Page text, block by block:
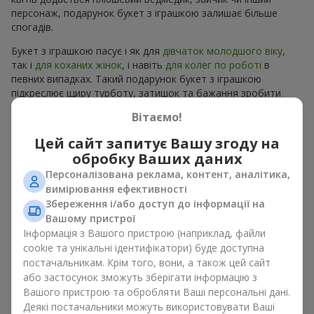
персонаж, подарунок букет з іграшкою залишає більше
спогадів.
Букет з іграшкою пасує і як для дівчаток молодшого віку,
так і для коханих жінок, і навіть для колег по роботі в
певних випадках. Такий подарунок букет з іграшкою
підкреслює щиру турботу, затишок та бажання зробити
людині приємно. На
пропозиції на будь-який смак та бюджет, щоб зробити
подарунок в м. Пуща-Водиця незабутнім.
Як м’яка іграшка підкреслює
емоції разом із квітами
Букет з іграшкою — універсальне і завжди влучне рішення.
Таке поєднання подвоює емоції та дає можливість
оновлювати їх в пам’яті, кожен раз, коли плюшевий
приятель потрапляє у поле зору Разом букет з іграшкою
працюють ідеально. Квіти та іграшка створюють баланс між
красою і ніжністю, а ще залишають приємний подарунок на
довгі роки.
Вітаємо!
Цей сайт запитує Вашу згоду на
обробку Ваших даних
Персоналізована реклама, контент, аналітика,
вимірювання ефективності
Збереження і/або доступ до інформації на
Вашому пристрої
Інформація з Вашого пристрою (наприклад, файли
cookie та унікальні ідентифікатори) буде доступна
постачальникам. Крім того, вони, а також цей сайт
або застосунок зможуть зберігати інформацію з
Вашого пристрою та обробляти Ваші персональні дані.
Деякі постачальники можуть використовувати Ваші